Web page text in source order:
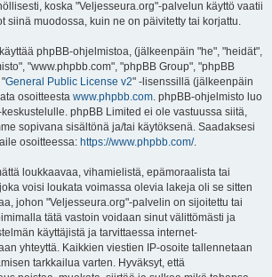
koska "Veljesseura.org"-palvelun käyttö vaatii
siinä muodossa, kuin ne on päivitetty tai korjattu.
phpBB-ohjelmistoa, (jälkeenpäin "he", "heidät",
"www.phpbb.com", "phpBB Group", "phpBB
General Public License v2" -lisenssillä (jälkeenpäin
osoitteesta www.phpbb.com. phpBB-ohjelmisto luo
phpBB Limited ei ole vastuussa siitä,
sopivana sisältönä ja/tai käytöksenä. Saadaksesi
osoitteessa: https://www.phpbb.com/.
loukkaavaa, vihamielistä, epämoraalista tai
voisi loukata voimassa olevia lakeja oli se sitten
johon "Veljesseura.org"-palvelin on sijoitettu tai
tätä vastoin voidaan sinut välittömästi ja
käyttäjistä ja tarvittaessa internet-
yhteyttä. Kaikkien viestien IP-osoite tallennetaan
tarkkailua varten. Hyväksyt, että